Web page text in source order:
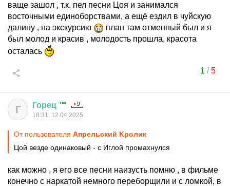
ваще зашол , т.к. пел песни Цоя и занимался
восточными единоборствами, а ещё ездил в чуйскую
далину , на экскурсию
план там отменный был и я
был молод и красив , молодость прошла, красота
осталась
1 /5
Г Горец ™
18:31, 12.04.2025
От пользователя Aпрельский Kролик
Цой везде одинаковый - с Иглой промахнулся
как можно , я его все песни наизусть помню , в фильме
конечно с наркатой немного переборщили и с ломкой, в